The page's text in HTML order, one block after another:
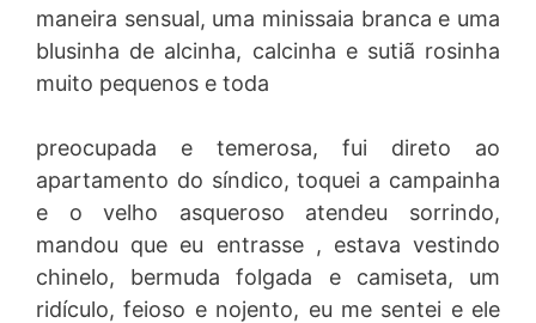
maneira sensual, uma minissaia branca e uma
blusinha de alcinha, calcinha e sutiã rosinha
muito pequenos e toda
preocupada e temerosa, fui direto ao
apartamento do síndico, toquei a campainha
e o velho asqueroso atendeu sorrindo,
mandou que eu entrasse , estava vestindo
chinelo, bermuda folgada e camiseta, um
ridículo, feioso e nojento, eu me sentei e ele